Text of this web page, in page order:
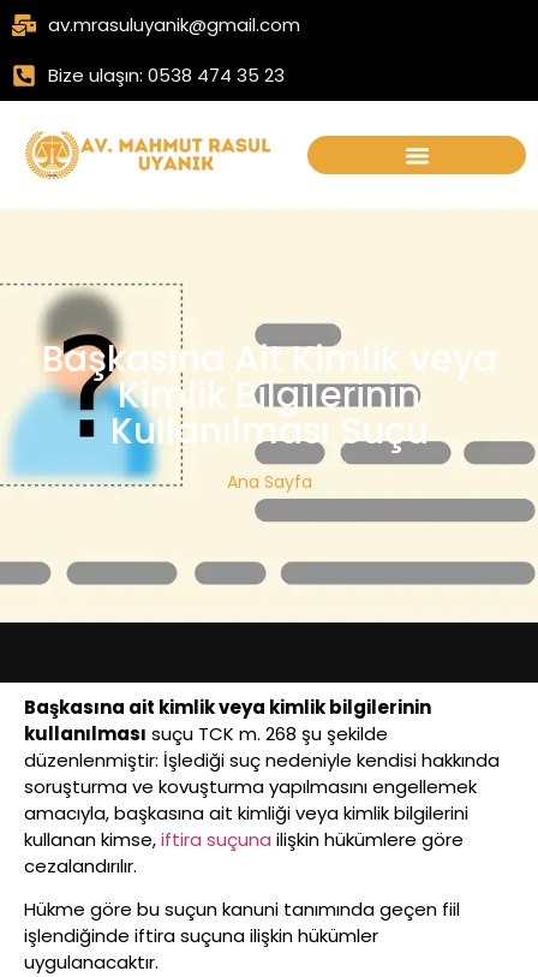
av.mrasuluyanik@gmail.com
Bize ulaşın: 0538 474 35 23
Başkasına Ait Kimlik veya
Kimlik Bilgilerinin
Kullanılması Suçu
Ana Sayfa
Başkasına ait kimlik veya kimlik bilgilerinin
kullanılması suçu TCK m. 268 şu şekilde
düzenlenmiştir: İşlediği suç nedeniyle kendisi hakkında
soruşturma ve kovuşturma yapılmasını engellemek
amacıyla, başkasına ait kimliği veya kimlik bilgilerini
kullanan kimse,iftira suçuna ilişkin hükümlere göre
cezalandırılır.
Hükme göre bu suçun kanuni tanımında geçen fiil
işlendiğinde iftira suçuna ilişkin hükümler
uygulanacaktır.